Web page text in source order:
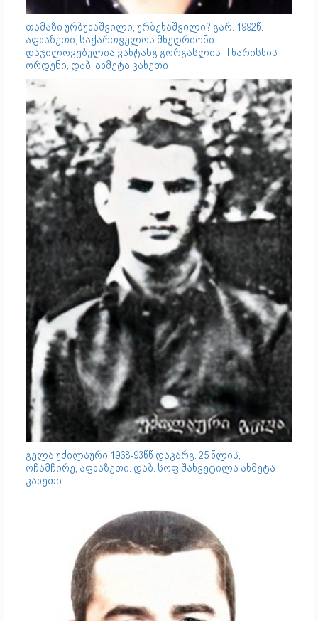
თამაზი ურბუხაშვილი, ურბეხაშვილი? გარ. 1992წ.
აფხაზეთი, საქართველოს მხედრიონი
დაჯილოვებულია ვახტანგ გორგასლის III ხარისხის
ორდენი, დაბ. ახმეტა კახეთი
გელა უძილაური 1968-93წწ დაკარგ. 25 წლის,
ოჩამჩირე, აფხაზეთი. დაბ. სოფ.შახვეტილა ახმეტა
კახეთი